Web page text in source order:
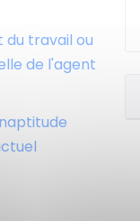
du travail ou
de l'agent